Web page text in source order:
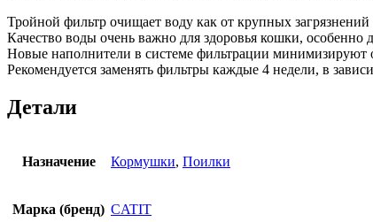
Тройной фильтр очищает воду как от крупных
Качество воды очень важно для здоровья кошки,
Новые наполнители в системе фильтрации минимизируют
Рекомендуется заменять фильтры каждые 4 недели, в
Детали
Назначение Кормушки, Поилки
Марка (бренд) CATIT